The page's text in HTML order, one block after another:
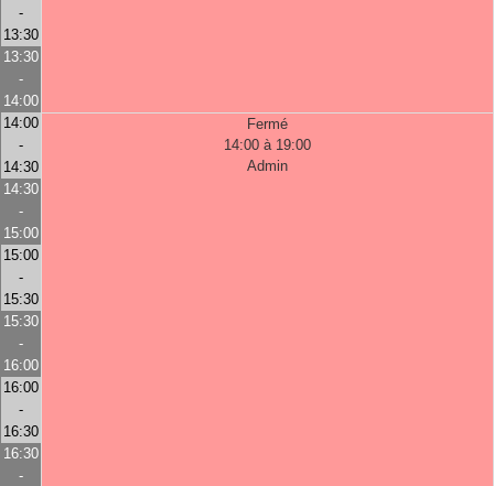
-
13:30
13:30
-
14:00
14:00
-
14:30
Fermé
14:00 à 19:00
Admin
14:30
-
15:00
15:00
-
15:30
15:30
-
16:00
16:00
-
16:30
16:30
-